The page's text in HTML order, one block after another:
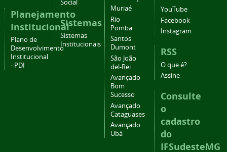
Planejamento
Institucional
Plano de
Desenvolvimento
Institucional
- PDI
Social
Sistemas
Sistemas
Institucionais
Muriaé
Rio
Pomba
Santos
Dumont
São João
del-Rei
Avançado
Bom
Sucesso
Avançado
Cataguases
Avançado
Ubá
YouTube
Facebook
Instagram
RSS
O que é?
Assine
Consulte
o
cadastro
do
IFSudesteMG